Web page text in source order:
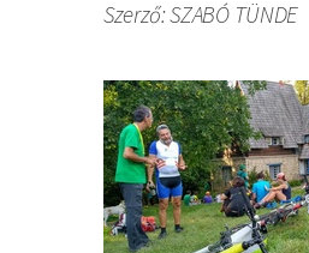
Szerző: SZABÓ TÜNDE
Kép